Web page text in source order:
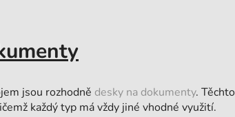
jsou rozhodně desky na dokumenty.
každý typ má vždy jiné vhodné využití.